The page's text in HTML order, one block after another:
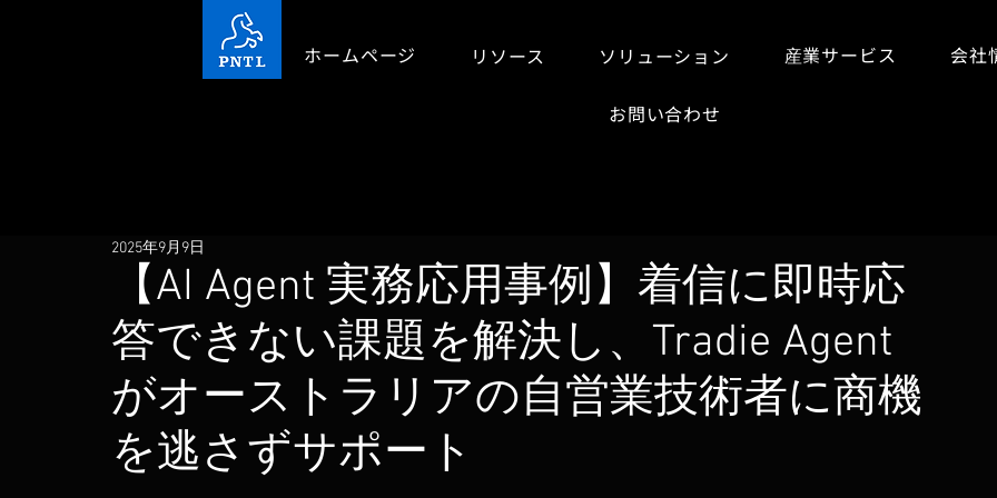
ホームページ リソース ソリューション 産業サービス 会社
お問い合わせ
【AI Agent 実務応用事例】着信に即時応
答できない課題を解決し、Tradie Agent
がオーストラリアの自営業技術者に商機
を逃さずサポート
2025年9月9日